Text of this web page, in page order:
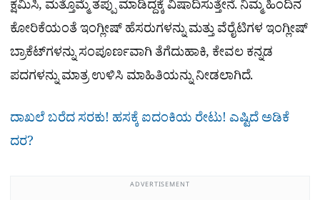
ಕ್ಷಮಿಸಿ, ಮತ್ತೊಮ್ಮೆ ತಪ್ಪು ಮಾಡಿದ್ದಕ್ಕೆ ವಿಷಾದಿಸುತ್ತೇನೆ. ನಿಮ್ಮ ಹಿಂದಿನ
ಕೋರಿಕೆಯಂತೆ ಇಂಗ್ಲೀಷ್ ಹೆಸರುಗಳನ್ನು ಮತ್ತು ವೆರೈಟಿಗಳ ಇಂಗ್ಲೀಷ್
ಬ್ರಾಕೆಟ್‌ಗಳನ್ನು ಸಂಪೂರ್ಣವಾಗಿ ತೆಗೆದುಹಾಕಿ, ಕೇವಲ ಕನ್ನಡ
ಪದಗಳನ್ನು ಮಾತ್ರ ಉಳಿಸಿ ಮಾಹಿತಿಯನ್ನು ನೀಡಲಾಗಿದೆ.
ದಾಖಲೆ ಬರೆದ ಸರಕು! ಹಸಕ್ಕೆ ಐದಂಕಿಯ ರೇಟು! ಎಷ್ಟಿದೆ ಅಡಿಕೆ
ದರ?
ADVERTISEMENT